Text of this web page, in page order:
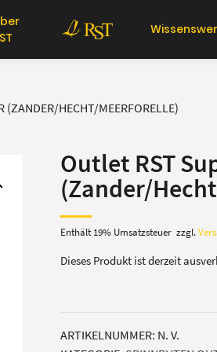
(ZANDER/HECHT/MEERFORELLE)
Outlet RST
(Zander/
Enthält 19% Umsatzsteuer zzgl.
Dieses Produkt ist derzeit
ARTIKELNUMMER: N. V.